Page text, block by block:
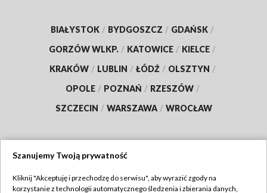
BIAŁYSTOK / BYDGOSZCZ / GDAŃSK /
GORZÓW WLKP. / KATOWICE / KIELCE /
KRAKÓW / LUBLIN / ŁÓDŹ / OLSZTYN /
OPOLE / POZNAŃ / RZESZÓW /
SZCZECIN / WARSZAWA / WROCŁAW
Szanujemy Twoją prywatność
Kliknij "Akceptuję i przechodzę do serwisu", aby wyrazić zgody na
korzystanie z technologii automatycznego śledzenia i zbierania danych,